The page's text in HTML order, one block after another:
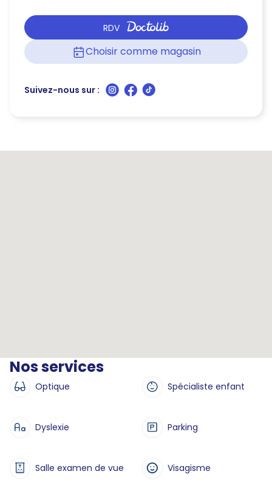
RDV
Choisir comme magasin
Suivez-nous sur :
Nos services
Optique Spécialiste enfant
Dyslexie Parking
Salle examen de vue Visagisme